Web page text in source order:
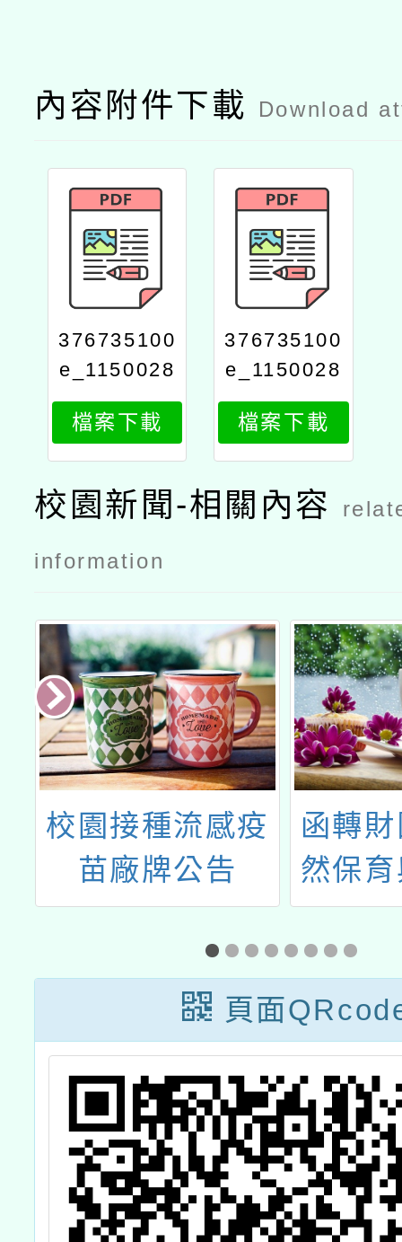
內容附件下載 Download
376735100
e_1150028
055_attach
1
檔案下載
376735100
e_1150028
055_attach
2
檔案下載
校園新聞-相關內容
information
校園接種流感疫
苗廠牌公告
函轉
然保
訊基
【
海，
免費
頁面